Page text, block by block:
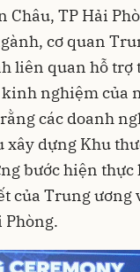
Châu, TP Hải
cơ quan
liên quan hỗ trợ
nghiệm của
các doanh
xây dựng Khu
bước hiện thực
của Trung ương